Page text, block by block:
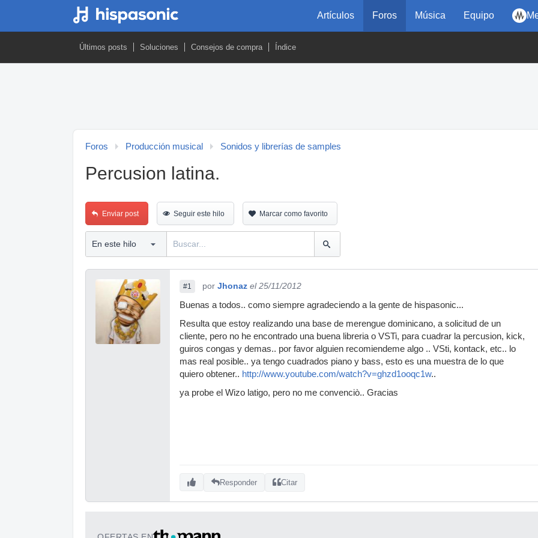
Artículos Foros Música Equipo
Últimos posts Soluciones Consejos de compra Índice
Foros Producción musical Sonidos y librerías de samples
Percusion latina.
Enviar post Seguir este hilo Marcar como favorito
#1 por Jhonaz el 25/11/2012
Buenas a todos.. como siempre agradeciendo a la gente de hispasonic...
Resulta que estoy realizando una base de merengue dominicano, a solicitud de un
cliente, pero no he encontrado una buena libreria o VSTi, para cuadrar la percusion, kick,
guiros congas y demas.. por favor alguien recomiendeme algo .. VSti, kontack, etc.. lo
mas real posible.. ya tengo cuadrados piano y bass, esto es una muestra de lo que
quiero obtener.. http://www.youtube.com/watch?v=ghzd1ooqc1w..
ya probe el Wizo latigo, pero no me convenciò.. Gracias
Responder Citar